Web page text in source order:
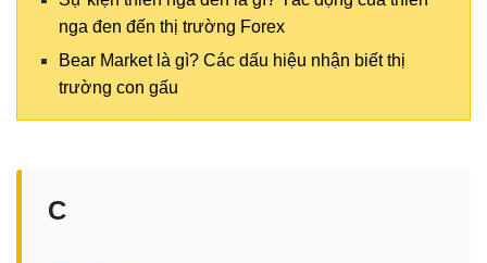
nga đen đến thị trường Forex
Bear Market là gì? Các dấu hiệu nhận biết thị
trường con gấu
C